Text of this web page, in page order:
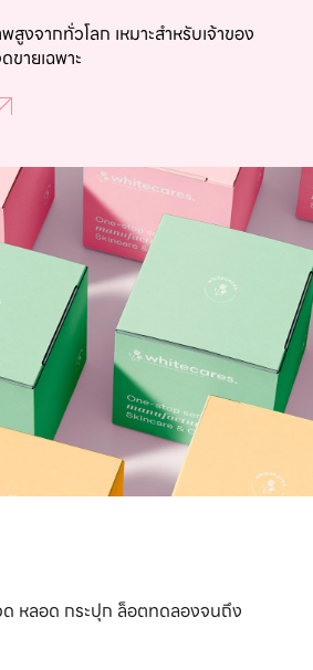
งจากทั่วโลก เหมาะสำหรับเจ้าของ
ายเฉพาะ
ด หลอด กระปุก ล็อตทดลองจนถึง